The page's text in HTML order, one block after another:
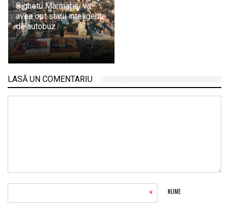
Sighetu Marmației va
avea opt stații inteligente
de autobuz
LASĂ UN COMENTARIU
NUME
*